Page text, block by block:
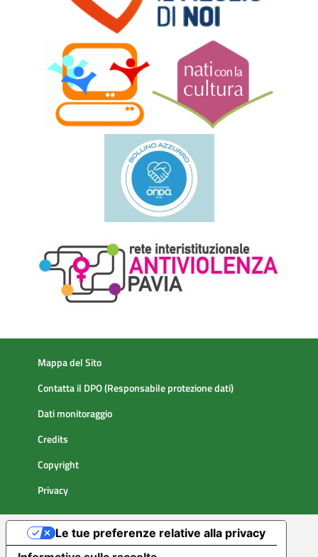
Mappa del Sito
Contatta il DPO (Responsabile protezione dati)
Dati monitoraggio
Credits
Copyright
Privacy
Le tue preferenze relative alla privacy